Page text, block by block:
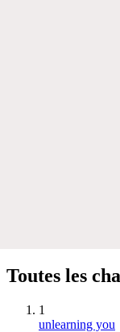
Toutes les
1
unlearning you